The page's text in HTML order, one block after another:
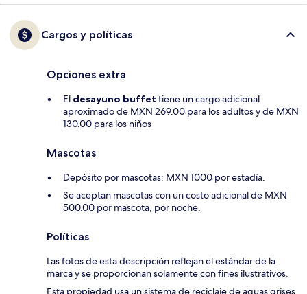
Cargos y políticas
Opciones extra
El desayuno buffet tiene un cargo adicional
aproximado de MXN 269.00 para los adultos y de MXN
130.00 para los niños
Mascotas
Depósito por mascotas: MXN 1000 por estadía.
Se aceptan mascotas con un costo adicional de MXN
500.00 por mascota, por noche.
Políticas
Las fotos de esta descripción reflejan el estándar de la
marca y se proporcionan solamente con fines ilustrativos.
Esta propiedad usa un sistema de reciclaje de aguas grises